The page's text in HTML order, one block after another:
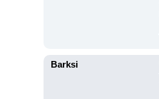
Barksi